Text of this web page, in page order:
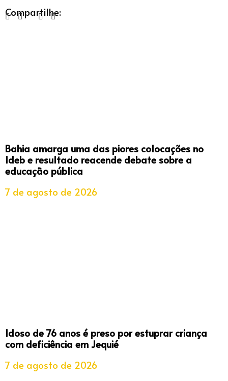
Compartilhe:
Bahia amarga uma das piores colocações no
Ideb e resultado reacende debate sobre a
educação pública
7 de agosto de 2026
Idoso de 76 anos é preso por estuprar criança
com deficiência em Jequié
7 de agosto de 2026